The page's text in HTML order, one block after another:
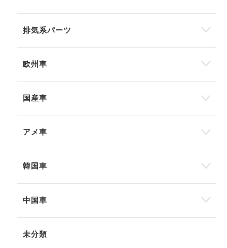
排気系パーツ
欧州車
国産車
アメ車
韓国車
中国車
未分類